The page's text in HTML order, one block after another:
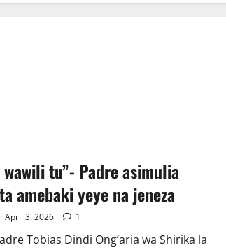
tu”- Padre asimulia
amebaki yeye na jeneza
April 3, 2026 1
Tobias Dindi Ong’aria wa Shirika la